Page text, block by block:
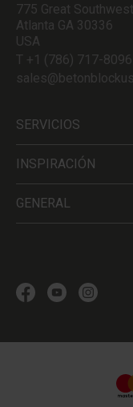
775 Great
Atlanta GA 30336
USA
T +1 (786) 717-8096
SERVICIOS
INSPIRACIÓN
GENERAL